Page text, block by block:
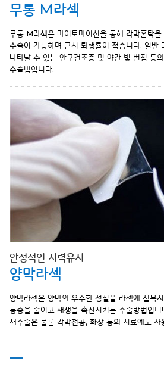
무통 M라섹
무통 M라섹은 마이토마이신을 통해 각막혼탁을
수술이 가능하며 근시 퇴행률이 적습니다. 일반
나타날 수 있는 안구건조증 및 야간 빛 번짐 등
수술법입니다.
안정적인 시력유지
양막라섹
양막라섹은 양막의 우수한 성질을 라섹에 접목
통증을 줄이고 재생을 촉진시키는 수술방법입
재수술은 물론 각막천공, 화상 등의 치료에도 사